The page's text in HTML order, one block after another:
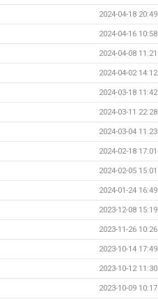
2024-04-18 20:49
2024-04-16 10:58
2024-04-08 11:21
2024-04-02 14:12
2024-03-18 11:42
2024-03-11 22:28
2024-03-04 11:23
2024-02-18 17:01
2024-02-05 15:01
2024-01-24 16:49
2023-12-08 15:19
2023-11-26 10:26
2023-10-14 17:49
2023-10-12 11:30
2023-10-09 10:17